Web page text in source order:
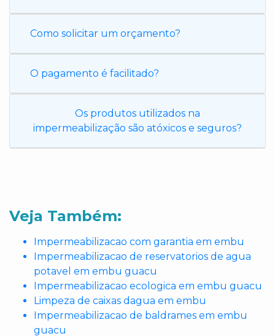
Como solicitar um orçamento?
O pagamento é facilitado?
Os produtos utilizados na
impermeabilização são atóxicos e seguros?
Veja Também:
Impermeabilizacao com garantia em embu
Impermeabilizacao de reservatorios de agua
potavel em embu guacu
Impermeabilizacao ecologica em embu guacu
Limpeza de caixas dagua em embu
Impermeabilizacao de baldrames em embu
guacu